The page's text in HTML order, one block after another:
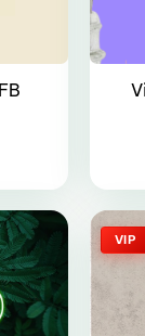
VIP